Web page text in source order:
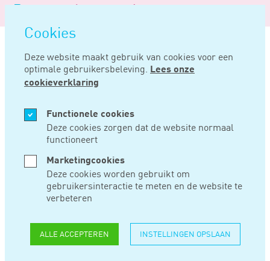
overslaan
Cookies
Deze website maakt gebruik van cookies voor een
optimale gebruikersbeleving. Lees onze
cookieverklaring
Functionele cookies
Deze cookies zorgen dat de website normaal
functioneert
Marketingcookies
Deze cookies worden gebruikt om
gebruikersinteractie te meten en de website te
verbeteren
ALLE ACCEPTEREN INSTELLINGEN OPSLAAN
Logo
Noord
Negentig
Home Nieuws
SEP 21, 2022
DE BOR KAN WEL
SOBERDER
VOLGENS
NOTARISSEN EN
ADVISEURS